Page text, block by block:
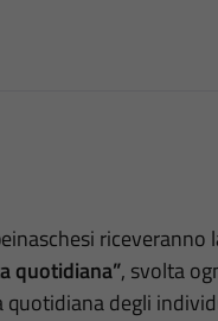
riceveranno
quotidiana”, svolta
degli